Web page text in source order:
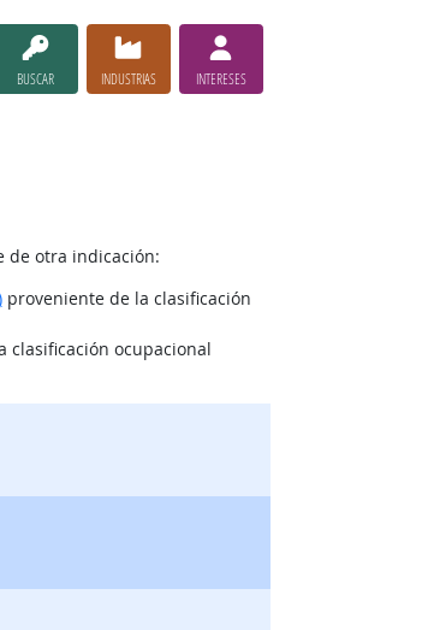
BUSCAR INDUSTRIAS INTERESES
de otra indicación:
proveniente de la clasificación
ocupacional